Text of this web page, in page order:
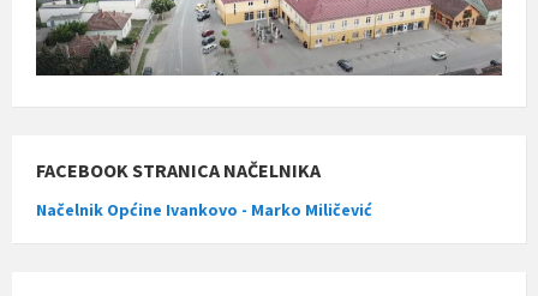
FACEBOOK STRANICA NAČELNIKA
Načelnik Općine Ivankovo - Marko Miličević